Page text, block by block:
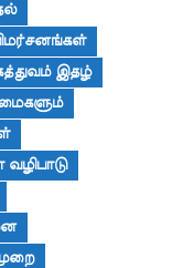
இதழ்
வழிபாடு